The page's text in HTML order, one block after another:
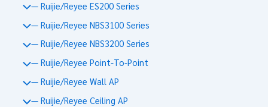
— Ruijie/Reyee ES200 Series
— Ruijie/Reyee NBS3100 Series
— Ruijie/Reyee NBS3200 Series
— Ruijie/Reyee Point-To-Point
— Ruijie/Reyee Wall AP
— Ruijie/Reyee Ceiling AP